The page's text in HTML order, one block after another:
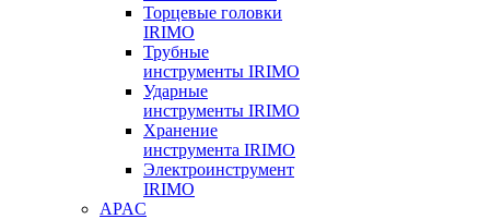
Торцевые головки
IRIMO
Трубные
инструменты IRIMO
Ударные
инструменты IRIMO
Хранение
инструмента IRIMO
Электроинструмент
IRIMO
APAC